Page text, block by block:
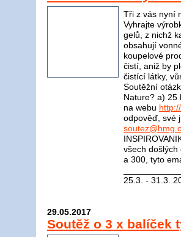
Tři z vás nyní
Vyhrajte
gelů, z nichž
obsahují
koupelové
čistí, aniž by
čistící látky,
Soutěžní
Nature? a) 25
na webu
odpověď, své
všech
a 300, tyto
25.3. - 31.3.
29.05.2017
Soutěž o 3 x balíček